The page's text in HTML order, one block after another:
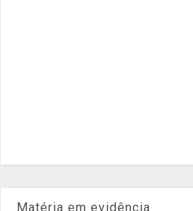
Matéria em evidência